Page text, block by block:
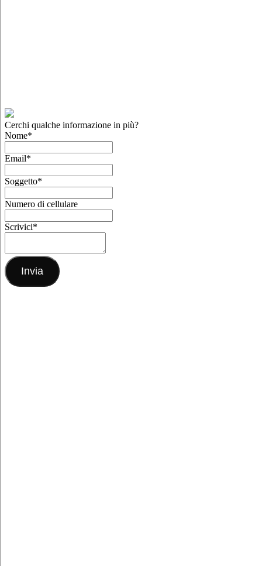
Cerchi qualche informazione in più?
Nome*
Email*
Soggetto*
Numero di cellulare
Scrivici*
Invia